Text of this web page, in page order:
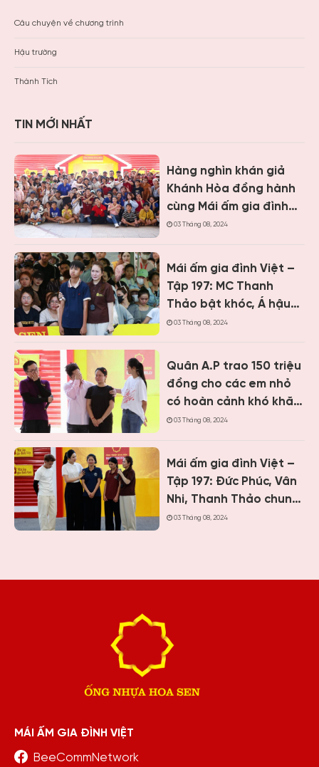
Câu chuyện về chương trình
Hậu trường
Thành Tích
TIN MỚI NHẤT
Hàng nghìn khán giả
Khánh Hòa đồng hành
cùng Mái ấm gia đình
Việt, trao hơn 9 tỷ
03 Tháng 08, 2024
Mái ấm gia đình Việt –
Tập 197: MC Thanh
Thảo bật khóc, Á hậu
Vân Nhi và ca sĩ Nguyễn
chăm mẹ bệnh tâm
thần
03 Tháng 08, 2024
Quân A.P trao 150 triệu
đồng cho các em nhỏ
có hoàn cảnh khó khăn
khi ghi hình “Mái ấm gia
03 Tháng 08, 2024
Mái ấm gia đình Việt –
Tập 197: Đức Phúc, Vân
Nhi, Thanh Thảo chung
tay giúp hai cô bé có
03 Tháng 08, 2024
MÁI ẤM GIA ĐÌNH VIỆT
BeeCommNetwork